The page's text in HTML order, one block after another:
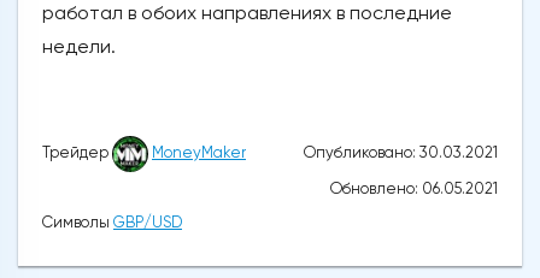
работал в обоих направлениях в последние
недели.
Трейдер MoneyMaker
Опубликовано: 30.03.2021
Обновлено: 06.05.2021
Символы GBP/USD